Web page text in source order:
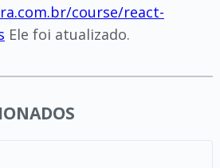
course/react-
Ele foi atualizado.